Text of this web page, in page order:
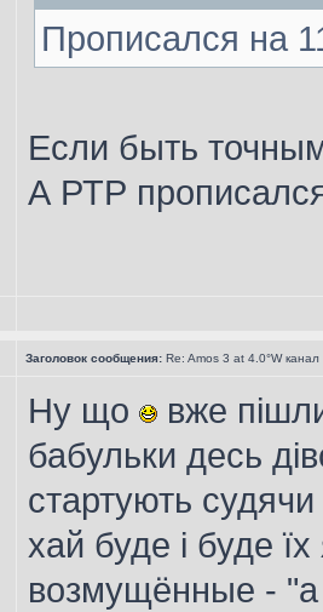
Прописался на
Если быть
А РТР
Заголовок сообщения: Re: Amos 3 at 4.0°W канал
Ну що
вже
бабульки десь
стартують
хай буде і буде
возмущённые - "а